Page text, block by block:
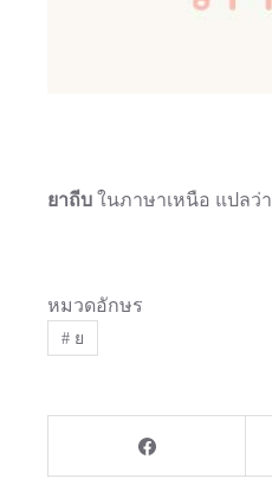
ยาถีบ ในภาษาเหนือ แปลว่
หมวดอักษร
#ย